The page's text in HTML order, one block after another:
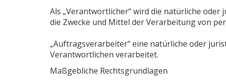
Als „Verantwortlicher“ wird die natürliche
die Zwecke und Mittel der Verarbeitung von
„Auftragsverarbeiter“ eine natürliche oder
Verantwortlichen verarbeitet.
Maßgebliche Rechtsgrundlagen